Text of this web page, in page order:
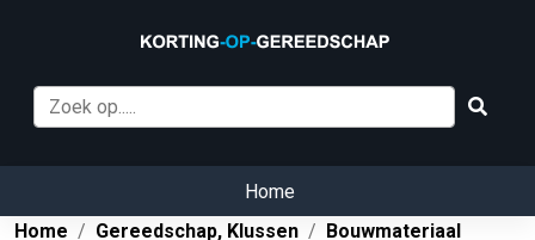
Home
Home
Gereedschap, Klussen
Bouwmateriaal